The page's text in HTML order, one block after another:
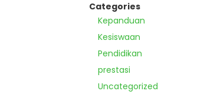
Categories
Kepanduan
Kesiswaan
Pendidikan
prestasi
Uncategorized